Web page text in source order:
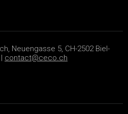
Neuengasse 5, CH-2502 Biel-
contact@ceco.ch